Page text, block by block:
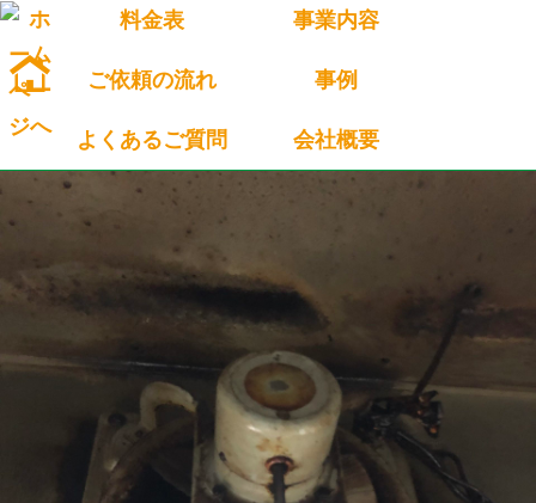
料金表 事業内容
ご依頼の流れ 事例
よくあるご質問 会社概要
居酒屋さんの、換気扇を交換しまし
た。（新型コロナウィルス対策の一
環）